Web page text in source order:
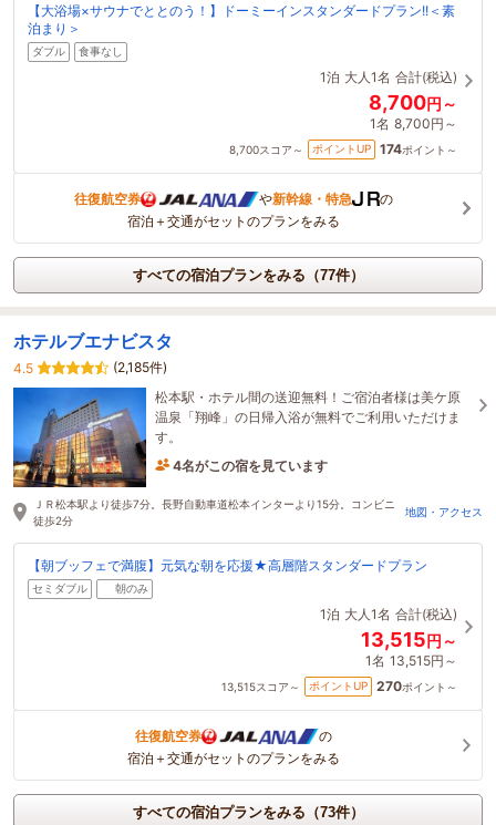
【大浴場×サウナでととのう！】ドーミーインスタンダードプラン!!＜素
泊まり＞
ダブル 食事なし
1泊 大人1名 合計(税込)
8,700円～
1名 8,700円～
8,700スコア～ ポイントUP 174ポイント～
往復航空券 や新幹線・特急
の
宿泊＋交通がセットのプランをみる
すべての宿泊プランをみる（77件）
ホテルブエナビスタ
4.5
(2,185件)
松本駅・ホテル間の送迎無料！ご宿泊者様は美ケ原
温泉「翔峰」の日帰入浴が無料でご利用いただけま
す。
4名がこの宿を見ています
ＪＲ松本駅より徒歩7分。長野自動車道松本インターより15分。コンビニ
徒歩2分
地図・アクセス
【朝ブッフェで満腹】元気な朝を応援★高層階スタンダードプラン
セミダブル 朝のみ
1泊 大人1名 合計(税込)
13,515円～
1名 13,515円～
13,515スコア～ ポイントUP 270ポイント～
往復航空券
の
宿泊＋交通がセットのプランをみる
すべての宿泊プランをみる（73件）